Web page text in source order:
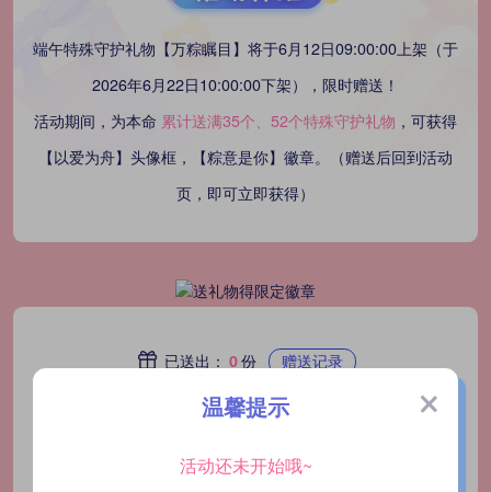
端午特殊守护礼物【万粽瞩目】将于6月12日09:00:00上架（于
2026年6月22日10:00:00下架），限时赠送！
活动期间，为本命 累计送满35个、52个特殊守护礼物 ，可获得
【以爱为舟】头像框，【粽意是你】徽章。（赠送后回到活动
页，即可立即获得）
已送出： 0份 赠送记录
温馨提示
活动还未开始哦~